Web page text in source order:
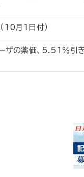
（10月1日付）
ーザの薬価、5.51％